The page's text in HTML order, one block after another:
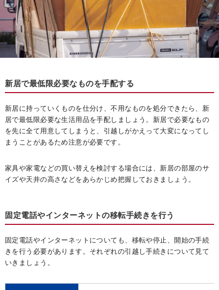
新居で最低限必要なものを手配する
新居に持っていくものを仕分け、不用なものを処分できたら、新
居で最低限必要な生活用品を手配しましょう。新居で必要なもの
を先に全て用意してしまうと、引越しがかえって大変になってし
まうことがあるため注意が必要です。
家具や家電などの買い替えを検討する場合には、新居の部屋のサ
イズや天井の高さなどをあらかじめ把握しておきましょう。
固定電話やインターネットの移転手続きを行う
固定電話やインターネットについても、移転や停止、開始の手続
きを行う必要があります。それぞれの引越し手続きについて見て
いきましょう。